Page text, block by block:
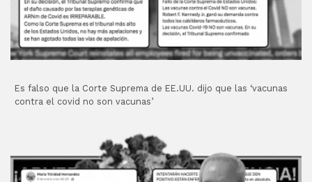
Es falso que la Corte Suprema de EE.UU. dijo que las ‘vacunas
contra el covid no son vacunas’